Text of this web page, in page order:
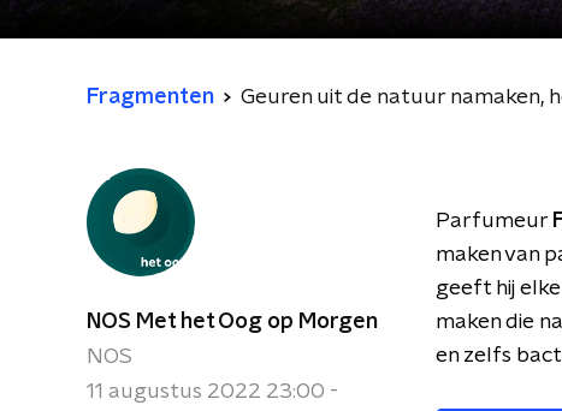
Fragmenten Geuren uit de natuur namaken,
NOS Met het Oog op Morgen
NOS
11 augustus 2022 23:00 -
Parfumeur
maken van
geeft hij
maken die
en zelfs